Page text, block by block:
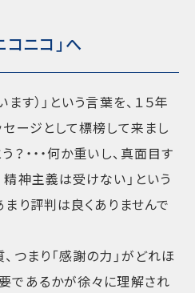
コニコ」へ
す）」という言葉を、１５年
ージとして標榜して来まし
？・・・何か重いし、真面目す
神主義は受けない」という
り評判は良くありませんで
つまり「感謝の力」がどれほ
であるかが徐々に理解され